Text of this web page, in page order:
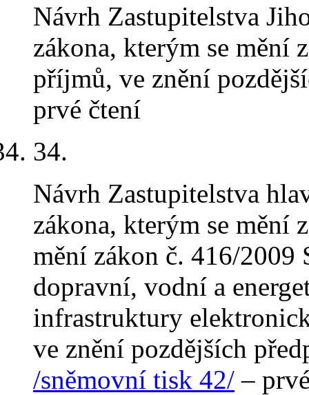
Návrh Zastupitelstva
zákona, kterým se mění
příjmů, ve znění
prvé čtení
34.
Návrh Zastupitelstva
zákona, kterým se mění
mění zákon č. 416/
dopravní, vodní a
infrastruktury
ve znění pozdějších
/sněmovní tisk 42/ –